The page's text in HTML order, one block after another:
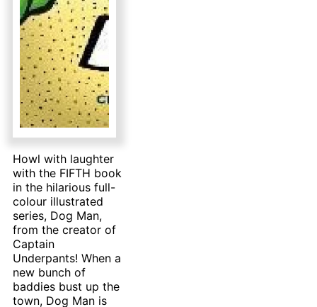
Howl with laughter
with the FIFTH book
in the hilarious full-
colour illustrated
series, Dog Man,
from the creator of
Captain
Underpants! When a
new bunch of
baddies bust up the
town, Dog Man is